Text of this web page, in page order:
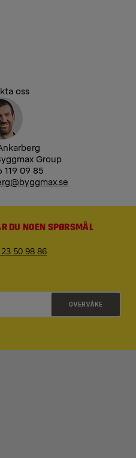
oss
Group
119 09 85
DU NOEN SPØRSMÅL
50 98 86
OVERVÅKE